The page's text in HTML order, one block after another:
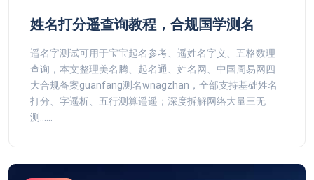
姓名打分遥查询教程，合规国学测名
遥名字测试可用于宝宝起名参考、遥姓名字义、五格数理
查询，本文整理美名腾、起名通、姓名网、中国周易网四
大合规备案guanfang测名wnagzhan，全部支持基础姓名
打分、字遥析、五行测算遥遥；深度拆解网络大量三无
测......